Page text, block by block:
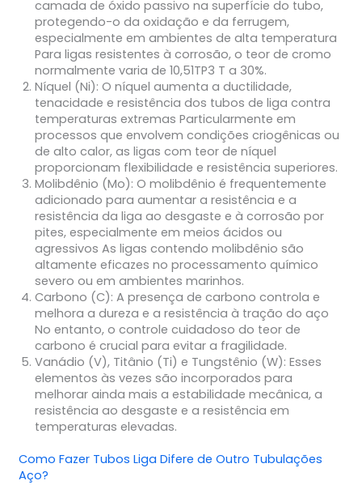
camada de óxido passivo na superfície do tubo,
protegendo-o da oxidação e da ferrugem,
especialmente em ambientes de alta temperatura
Para ligas resistentes à corrosão, o teor de cromo
normalmente varia de 10,51TP3 T a 30%.
Níquel (Ni): O níquel aumenta a ductilidade,
tenacidade e resistência dos tubos de liga contra
temperaturas extremas Particularmente em
processos que envolvem condições criogênicas ou
de alto calor, as ligas com teor de níquel
proporcionam flexibilidade e resistência superiores.
Molibdênio (Mo): O molibdênio é frequentemente
adicionado para aumentar a resistência e a
resistência da liga ao desgaste e à corrosão por
pites, especialmente em meios ácidos ou
agressivos As ligas contendo molibdênio são
altamente eficazes no processamento químico
severo ou em ambientes marinhos.
Carbono (C): A presença de carbono controla e
melhora a dureza e a resistência à tração do aço
No entanto, o controle cuidadoso do teor de
carbono é crucial para evitar a fragilidade.
Vanádio (V), Titânio (Ti) e Tungstênio (W): Esses
elementos às vezes são incorporados para
melhorar ainda mais a estabilidade mecânica, a
resistência ao desgaste e a resistência em
temperaturas elevadas.
Como Fazer Tubos Liga Difere de Outro Tubulações
Aço?